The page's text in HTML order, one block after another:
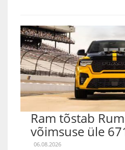
Ram tõstab
võimsuse üle
06.08.2026